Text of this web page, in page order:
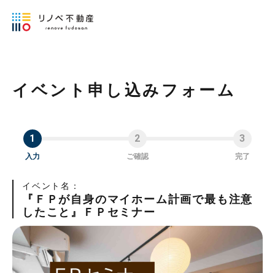
イベント申し込みフォーム
入力 ご確認 完了
イベント名：
『ＦＰが自身のマイホーム計画で最も注意
したこと』ＦＰセミナー